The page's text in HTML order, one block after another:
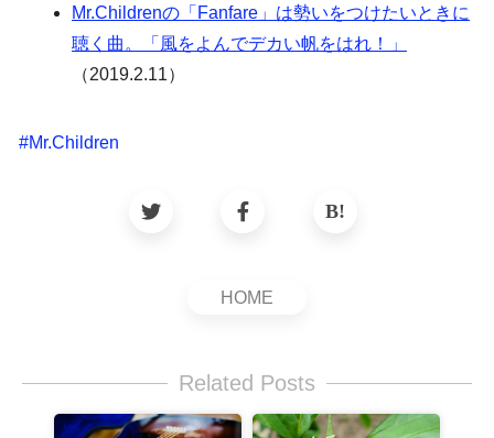
Mr.Childrenの「Fanfare」は勢いをつけたいときに
聴く曲。「風をよんでデカい帆をはれ！」
（2019.2.11）
#Mr.Children
HOME
Related Posts